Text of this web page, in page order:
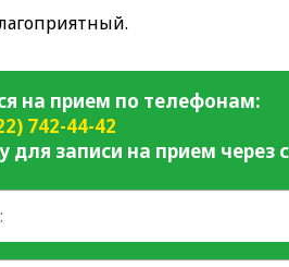
на прием по телефонам:
742-44-42
записи на прием через